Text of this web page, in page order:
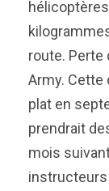
route. Perte
Army. Cette
plat en
prendrait
mois
instructeurs